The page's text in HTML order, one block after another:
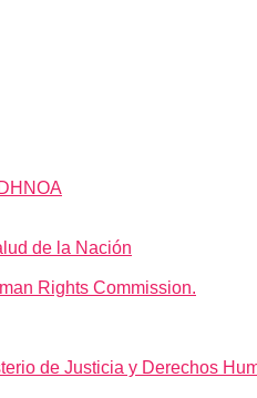
de la Nación
Rights Commission.
de Justicia y Derechos